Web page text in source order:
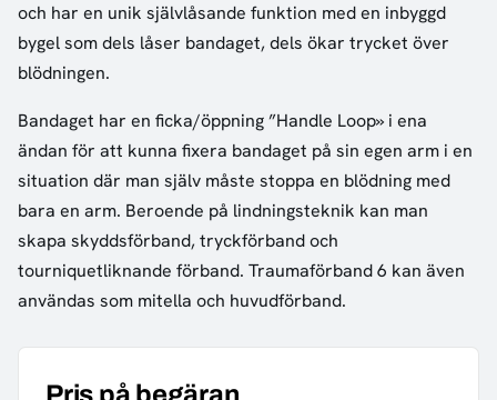
och har en unik självlåsande funktion med en inbyggd
bygel som dels låser bandaget, dels ökar trycket över
blödningen.
Bandaget har en ficka/öppning ”Handle Loop» i ena
ändan för att kunna fixera bandaget på sin egen arm i en
situation där man själv måste stoppa en blödning med
bara en arm. Beroende på lindningsteknik kan man
skapa skyddsförband, tryckförband och
tourniquetliknande förband. Traumaförband 6 kan även
användas som mitella och huvudförband.